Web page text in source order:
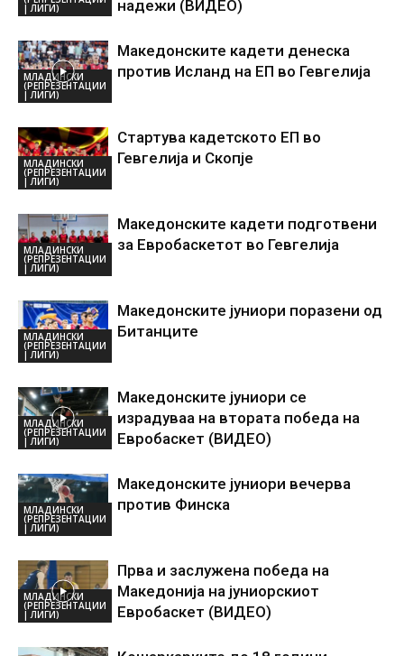
| ЛИГИ) надежи (ВИДЕО)
МЛАДИНСКИ
(РЕПРЕЗЕНТАЦИИ
| ЛИГИ)
Македонските кадети денеска
против Исланд на ЕП во Гевгелија
МЛАДИНСКИ
(РЕПРЕЗЕНТАЦИИ
| ЛИГИ)
Стартува кадетското ЕП во
Гевгелија и Скопје
МЛАДИНСКИ
(РЕПРЕЗЕНТАЦИИ
| ЛИГИ)
Македонските кадети подготвени
за Евробаскетот во Гевгелија
МЛАДИНСКИ
(РЕПРЕЗЕНТАЦИИ
| ЛИГИ)
Македонските јуниори поразени од
Битанците
МЛАДИНСКИ
(РЕПРЕЗЕНТАЦИИ
| ЛИГИ)
Македонските јуниори се
израдуваа на втората победа на
Евробаскет (ВИДЕО)
МЛАДИНСКИ
(РЕПРЕЗЕНТАЦИИ
| ЛИГИ)
Македонските јуниори вечерва
против Финска
МЛАДИНСКИ
(РЕПРЕЗЕНТАЦИИ
| ЛИГИ)
Прва и заслужена победа на
Македонија на јуниорскиот
Евробаскет (ВИДЕО)